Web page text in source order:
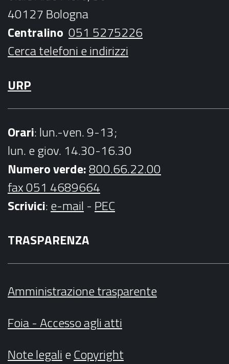
o
k
r
r
a
m
e
40127 Bologna
Centralino 051 5275226
Cerca telefoni e indirizzi
URP
Orari: lun.-ven. 9-13;
lun. e giov. 14.30-16.30
Numero verde:800.66.22.00
fax 051 4689664
Scrivici:e-mail - PEC
TRASPARENZA
Amministrazione trasparente
Foia - Accesso agli atti
Note legalieCopyright